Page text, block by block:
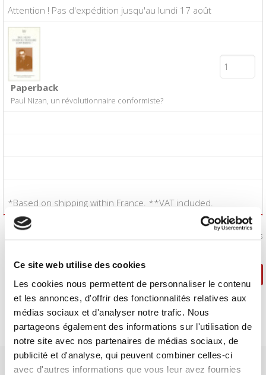
Ce site web utilise des cookies
Les cookies nous permettent de personnaliser le contenu
et les annonces, d'offrir des fonctionnalités relatives aux
médias sociaux et d'analyser notre trafic. Nous
partageons également des informations sur l'utilisation de
notre site avec nos partenaires de médias sociaux, de
publicité et d'analyse, qui peuvent combiner celles-ci
avec d'autres informations que vous leur avez fournies
Attention ! Pas d'expédition jusqu'au lundi 17 août
Paperback
Paul Nizan, un révolutionnaire conformiste?
*Based on shipping within France. **VAT included.
Yes